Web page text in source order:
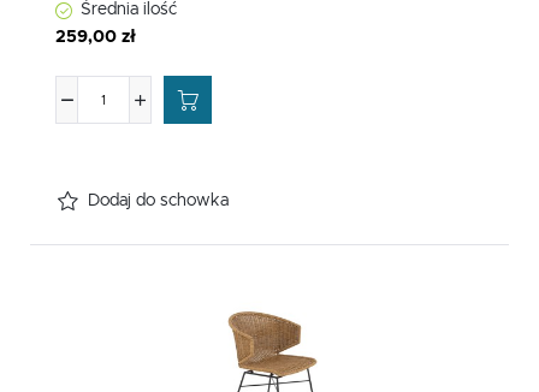
Średnia ilość
259,00 zł
Dodaj do schowka